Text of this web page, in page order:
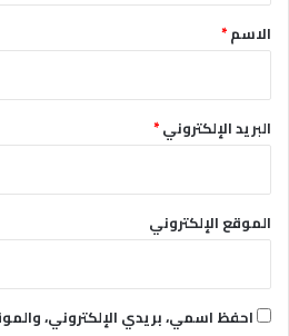
*الاسم*
البريد الإلكتروني*
الموقع الإلكتروني
احفظ اسمي، بريدي الإلكتروني،